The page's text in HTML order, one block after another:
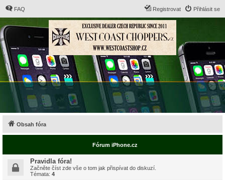
FAQ Přihlásit se
Registrovat
Obsah fóra
Fórum iPhone.cz
Pravidla fóra!
Začněte číst zde vše o tom jak přispívat do diskuzí.
Témata: 4